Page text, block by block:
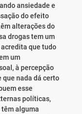
ansiedade e
do efeito
alterações do
drogas tem um
que tudo
um
à percepção
que nada dá certo
esse
políticas,
alguma